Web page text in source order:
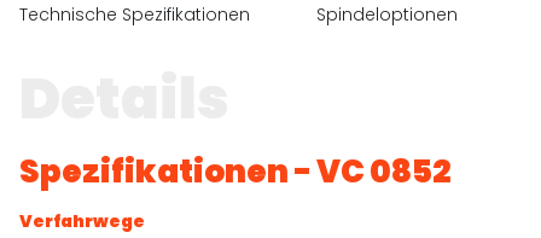
Technische Spezifikationen Spindeloptionen
Spezifikationen - VC 0852
Verfahrwege